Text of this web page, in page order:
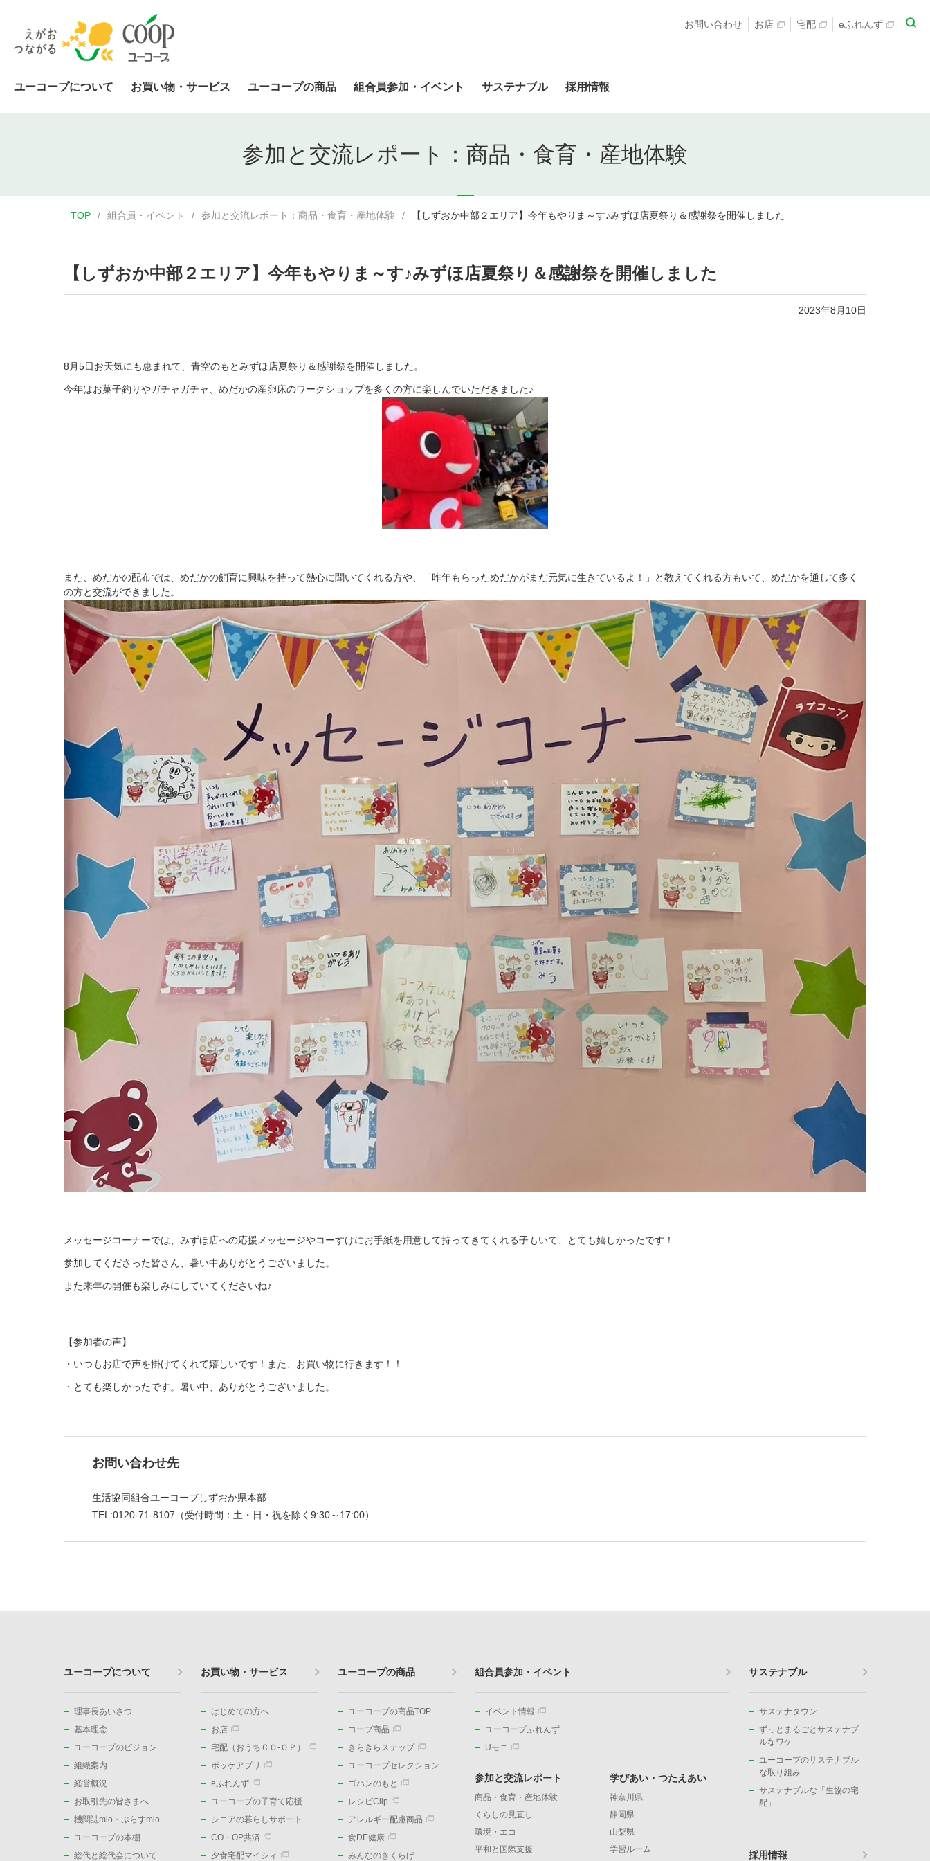
ユーコープについて お買い物・サービス ユーコープの商品 組合員参加・イベント サステナブル 採用情報
お問い合わせ お店 宅配 eふれんず
参加と交流レポート：商品・食育・産地体験
TOP 組合員・イベント 参加と交流レポート：商品・食育・産地体験 【しずおか中部２エリア】今年もやりま～す♪みずほ店夏祭り＆感謝祭を開催しました
【しずおか中部２エリア】今年もやりま～す♪みずほ店夏祭り＆感謝祭を開催しました
2023年8月10日
8月5日お天気にも恵まれて、青空のもとみずほ店夏祭り＆感謝祭を開催しました。
今年はお菓子釣りやガチャガチャ、めだかの産卵床のワークショップを多くの方に楽しんでいただきました♪
また、めだかの配布では、めだかの飼育に興味を持って熱心に聞いてくれる方や、「昨年もらっためだかがまだ元気に生きているよ！」と教えてくれる方もいて、めだかを通して多く
の方と交流ができました。
メッセージコーナーでは、みずほ店への応援メッセージやコーすけにお手紙を用意して持ってきてくれる子もいて、とても嬉しかったです！
参加してくださった皆さん、暑い中ありがとうございました。
また来年の開催も楽しみにしていてくださいね♪
【参加者の声】
・いつもお店で声を掛けてくれて嬉しいです！また、お買い物に行きます！！
・とても楽しかったです。暑い中、ありがとうございました。
お問い合わせ先
生活協同組合ユーコープしずおか県本部
TEL:0120-71-8107（受付時間：土・日・祝を除く9:30～17:00）
ユーコープについて
理事長あいさつ
基本理念
ユーコープのビジョン
組織案内
経営概況
お取引先の皆さまへ
機関誌mio・ぷらすmio
ユーコープの本棚
総代と総代会について
お買い物・サービス
はじめての方へ
お店
宅配（おうちＣＯ-ＯＰ）
ポッケアプリ
eふれんず
ユーコープの子育て応援
シニアの暮らしサポート
CO・OP共済
夕食宅配マイシィ
ユーコープの商品
ユーコープの商品TOP
コープ商品
きらきらステップ
ユーコープセレクション
ゴハンのもと
レシピClip
アレルギー配慮商品
食DE健康
みんなのきくらげ
組合員参加・イベント
イベント情報
ユーコープふれんず
Uモニ
参加と交流レポート
商品・食育・産地体験
くらしの見直し
環境・エコ
平和と国際支援
学びあい・つたえあい
神奈川県
静岡県
山梨県
学習ルーム
サステナブル
サステナタウン
ずっとまるごとサステナブ
ルなワケ
ユーコープのサステナブル
な取り組み
サステナブルな「生協の宅
配」
採用情報